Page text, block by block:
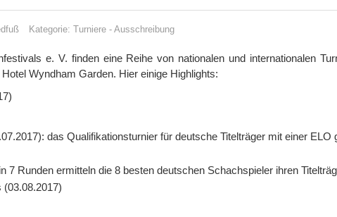
Kategorie: Turniere - Ausschreibung
e. V. finden eine Reihe von nationalen und internationalen
Wyndham Garden. Hier einige Highlights:
das Qualifikationsturnier für deutsche Titelträger mit einer ELO
7 Runden ermitteln die 8 besten deutschen Schachspieler ihren